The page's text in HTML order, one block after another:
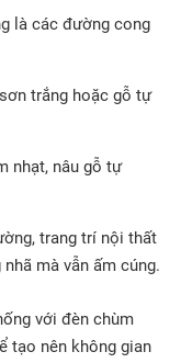
là các đường cong
trắng hoặc gỗ tự
nhạt, nâu gỗ tự
trang trí nội thất
mà vẫn ấm cúng.
với đèn chùm
tạo nên không gian